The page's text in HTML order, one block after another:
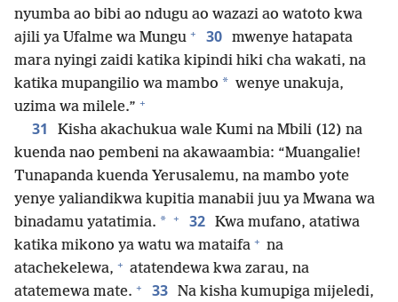
nyumba ao bibi ao ndugu ao wazazi ao watoto kwa
ajili ya Ufalme wa Mungu + 30 mwenye hatapata
mara nyingi zaidi katika kipindi hiki cha wakati, na
katika mupangilio wa mambo * wenye unakuja,
uzima wa milele.” +
31
Kisha akachukua wale Kumi na Mbili (12) na
kuenda nao pembeni na akawaambia: “Muangalie!
Tunapanda kuenda Yerusalemu, na mambo yote
yenye yaliandikwa kupitia manabii juu ya Mwana wa
binadamu yatatimia. * + 32 Kwa mufano, atatiwa
katika mikono ya watu wa mataifa + na
atachekelewa, + atatendewa kwa zarau, na
atatemewa mate. + 33 Na kisha kumupiga mijeledi,